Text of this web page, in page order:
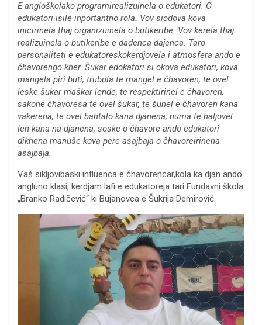
E angloškolako programirealizuinela o edukatori. O
edukatori isile inportantno rola. Vov siodova kova
inicirinela thaj organizuinela o butikeribe. Vov kerela thaj
realizuinela o butikeribe e dadenca-dajenca. Taro
personaliteti e edukatoreskokerdjovela i atmosfera ando e
čhavorengo kher. Šukar edokatori si okova edukatori, kova
mangela piri buti, trubula te mangel e čhavoren, te ovel
leske šukar maškar lende, te respektirinel e čhavoren,
sakone čhavoresa te ovel šukar, te šunel e čhavoren kana
vakerena, te ovel bahtalo kana djanena, numa te haljovel
len kana na djanena, soske o čhavore ando edukatori
dikhena manuše kova pere asajbaja o čhavoreirinena
asajbaja.
Vaš sikljovibaski influenca e čhavorencar,kola ka djan ando
angluno klasi, kerdjam lafi e edukatoreja tari Fundavni škola
„Branko Radičević“ ki Bujanovca e Šukrija Demirović.